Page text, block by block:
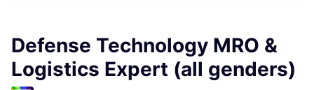
Defense Technology MRO &
Logistics Expert (all genders)